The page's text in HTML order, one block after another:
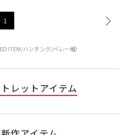
1
ITEM/ハンチング/ベレー帽）
レットアイテム